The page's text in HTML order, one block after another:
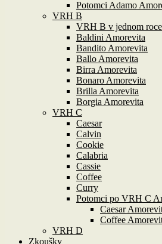
Potomci Adamo
VRH B
VRH B v jednom roce
Baldini Amorevita
Bandito Amorevita
Ballo Amorevita
Birra Amorevita
Bonaro Amorevita
Brilla Amorevita
Borgia Amorevita
VRH C
Caesar
Calvin
Cookie
Calabria
Cassie
Coffee
Curry
Potomci po VRH C
Caesar
Coffee
VRH D
Zkoušky